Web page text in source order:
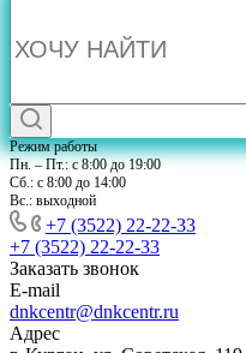
Режим работы
Пн. – Пт.: с 8:00 до 19:00
Сб.: с 8:00 до 14:00
Вс.: выходной
+7 (3522) 22-22-33
+7 (3522) 22-22-33
Заказать звонок
E-mail
dnkcentr@dnkcentr.ru
Адрес